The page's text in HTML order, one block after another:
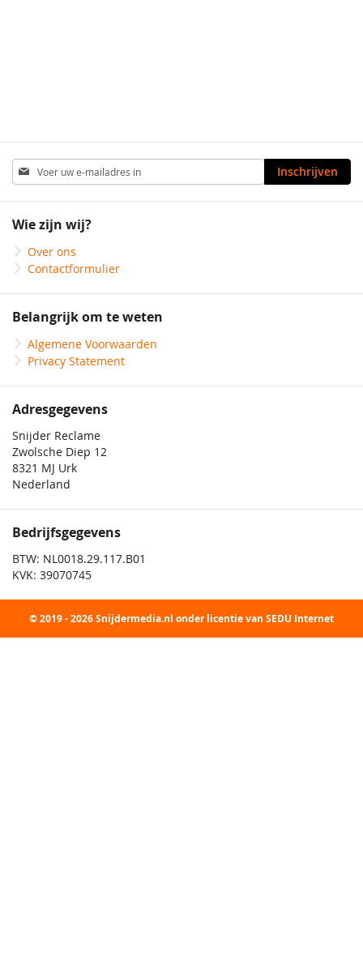
Abonneer
u
op
nieuwsbrief
Inschrijven
Wie zijn wij?
Over ons
Contactformulier
Belangrijk om te weten
Algemene Voorwaarden
Privacy Statement
Adresgegevens
Snijder Reclame
Zwolsche Diep 12
8321 MJ Urk
Nederland
Bedrijfsgegevens
BTW: NL0018.29.117.B01
KVK: 39070745
© 2019 - 2026 Snijdermedia.nl onder licentie van SEDU Internet